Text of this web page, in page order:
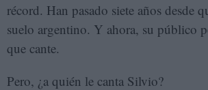
récord. Han pasado siete años desde
suelo argentino. Y ahora, su público
que cante.
Pero, ¿a quién le canta Silvio?